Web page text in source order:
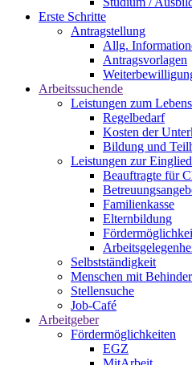
Erste Schritte
Antragstellung
Allg.
Antragsvorlagen
Arbeitssuchende
Leistungen zum
Regelbedarf
Kosten der
Bildung und
Leistungen zur
Beauftragte für
Familienkasse
Elternbildung
Selbstständigkeit
Menschen mit
Stellensuche
Job-Café
Arbeitgeber
Fördermöglichkeiten
EGZ